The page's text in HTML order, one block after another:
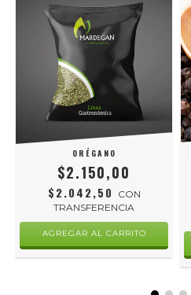
ORÉGANO
$2.150,00
$2.042,50
CON
TRANSFERENCIA
AGREGAR AL CARRITO